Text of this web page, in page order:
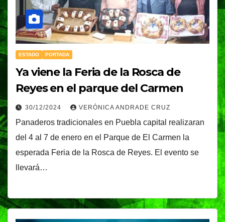
ESTADO PORTADA
Ya viene la Feria de la Rosca de
Reyes en el parque del Carmen
30/12/2024 VERÓNICA ANDRADE CRUZ
Panaderos tradicionales en Puebla capital realizaran
del 4 al 7 de enero en el Parque de El Carmen la
esperada Feria de la Rosca de Reyes. El evento se
llevará…